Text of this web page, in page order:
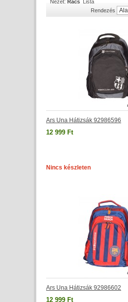
Nézet: Rács Lista
Rendezés
Ars Una Hátizsák 92986596
12 999 Ft
Nincs készleten
Ars Una Hátizsák 92986602
12 999 Ft